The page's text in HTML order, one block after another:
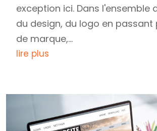
exception ici. Dans l'ensemble
du design, du logo en passant
de marque,...
lire plus